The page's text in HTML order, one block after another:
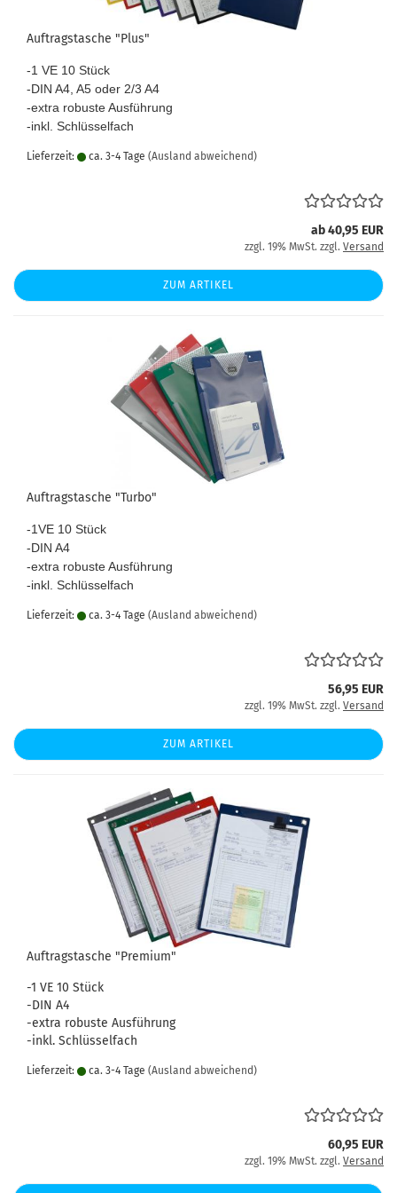
Auftragstasche "Plus"
-1 VE 10 Stück
-DIN A4, A5 oder 2/3 A4
-extra robuste Ausführung
-inkl. Schlüsselfach
Lieferzeit: ca. 3-4 Tage (Ausland abweichend)
ab 40,95 EUR
zzgl. 19% MwSt. zzgl. Versand
ZUM ARTIKEL
Auftragstasche "Turbo"
-1VE 10 Stück
-DIN A4
-extra robuste Ausführung
-inkl. Schlüsselfach
Lieferzeit: ca. 3-4 Tage (Ausland abweichend)
56,95 EUR
zzgl. 19% MwSt. zzgl. Versand
ZUM ARTIKEL
Auftragstasche "Premium"
-1 VE 10 Stück
-DIN A4
-extra robuste Ausführung
-inkl. Schlüsselfach
Lieferzeit: ca. 3-4 Tage (Ausland abweichend)
60,95 EUR
zzgl. 19% MwSt. zzgl. Versand